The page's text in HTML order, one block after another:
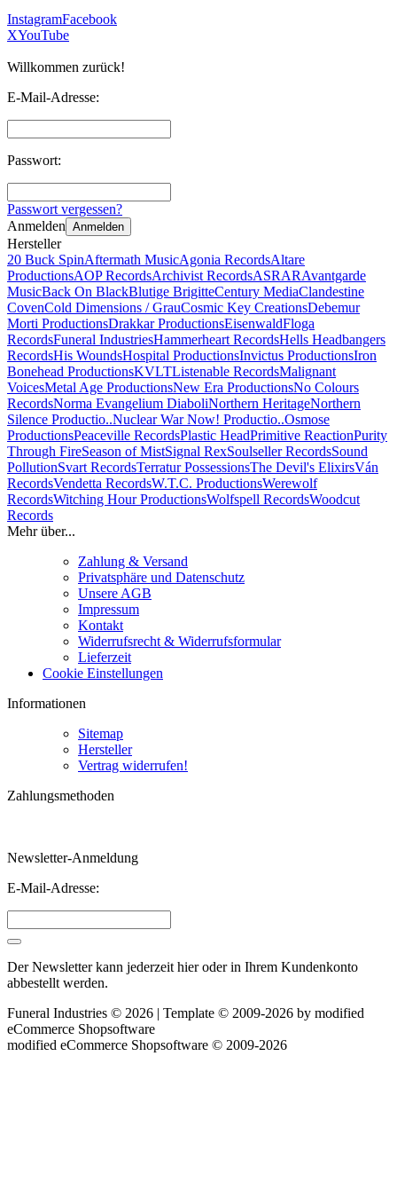
InstagramFacebook
XYouTube
Willkommen zurück!
E-Mail-Adresse:
Passwort:
Passwort vergessen?
Anmelden Anmelden
Hersteller
20 Buck SpinAftermath MusicAgonia RecordsAltare
ProductionsAOP RecordsArchivist RecordsASRARAvantgarde
MusicBack On BlackBlutige BrigitteCentury MediaClandestine
CovenCold Dimensions / GrauCosmic Key CreationsDebemur
Morti ProductionsDrakkar ProductionsEisenwaldFloga
RecordsFuneral IndustriesHammerheart RecordsHells Headbangers
RecordsHis WoundsHospital ProductionsInvictus ProductionsIron
Bonehead ProductionsKVLTListenable RecordsMalignant
VoicesMetal Age ProductionsNew Era ProductionsNo Colours
RecordsNorma Evangelium DiaboliNorthern HeritageNorthern
Silence Productio..Nuclear War Now! Productio..Osmose
ProductionsPeaceville RecordsPlastic HeadPrimitive ReactionPurity
Through FireSeason of MistSignal RexSoulseller RecordsSound
PollutionSvart RecordsTerratur PossessionsThe Devil's ElixirsVán
RecordsVendetta RecordsW.T.C. ProductionsWerewolf
RecordsWitching Hour ProductionsWolfspell RecordsWoodcut
Records
Mehr über...
Zahlung & Versand
Privatsphäre und Datenschutz
Unsere AGB
Impressum
Kontakt
Widerrufsrecht & Widerrufsformular
Lieferzeit
Cookie Einstellungen
Informationen
Sitemap
Hersteller
Vertrag widerrufen!
Zahlungsmethoden
Newsletter-Anmeldung
E-Mail-Adresse:
Der Newsletter kann jederzeit hier oder in Ihrem Kundenkonto
abbestellt werden.
Funeral Industries © 2026 | Template © 2009-2026 by modified
eCommerce Shopsoftware
modified eCommerce Shopsoftware © 2009-2026